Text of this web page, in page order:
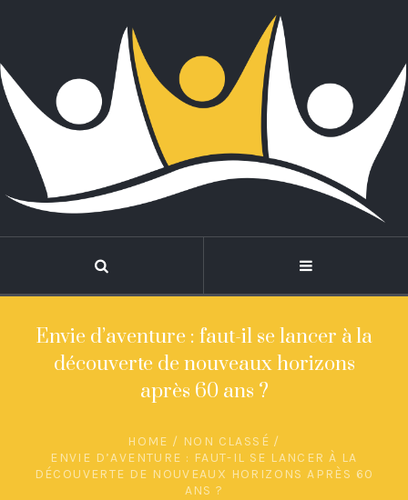
Envie d’aventure : faut-il se lancer à la
découverte de nouveaux horizons
après 60 ans ?
HOME / NON CLASSÉ /
ENVIE D’AVENTURE : FAUT-IL SE LANCER À LA
DÉCOUVERTE DE NOUVEAUX HORIZONS APRÈS 60
ANS ?